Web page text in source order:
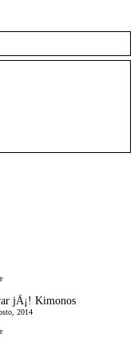
jÃ¡! Kimonos
2014